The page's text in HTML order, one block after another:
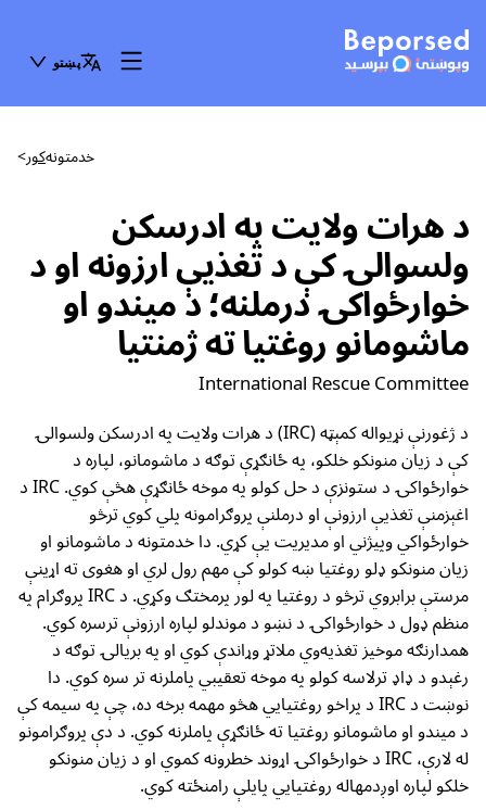
پښتو
کور> خدمتونه
د هرات ولایت په ادرسکن
ولسوالۍ کې د تغذیې ارزونه او د
خوارځواکۍ درملنه؛ د میندو او
ماشومانو روغتیا ته ژمنتیا
International Rescue Committee
د ژغورنې نړیواله کمېټه (IRC) د هرات ولایت په ادرسکن ولسوالۍ
کې د زیان منونکو خلکو، په ځانګړې توګه د ماشومانو، لپاره د
خوارځواکۍ د ستونزې د حل کولو په موخه ځانګړې هڅې کوي. IRC د
اغېزمنې تغذیې ارزونې او درملنې پروګرامونه پلي کوي ترڅو
خوارځواکي وپیژني او مدیریت یې کړي. دا خدمتونه د ماشومانو او
زیان منونکو ډلو روغتیا ښه کولو کې مهم رول لري او هغوی ته اړینې
مرستې برابروي ترڅو د روغتیا په لور پرمختګ وکړي. د IRC پروګرام په
منظم ډول د خوارځواکۍ د نښو د موندلو لپاره ارزونې ترسره کوي.
همدارنګه موخیز تغذیه‌وي ملاتړ وړاندې کوي او په بریالۍ توګه د
رغېدو د ډاډ ترلاسه کولو په موخه تعقیبي پاملرنه تر سره کوي. دا
نوښت د IRC د پراخو روغتیايي هڅو مهمه برخه ده، چې په سیمه کې
د میندو او ماشومانو روغتیا ته ځانګړې پاملرنه کوي. د دې پروګرامونو
له لارې، IRC د خوارځواکۍ اړوند خطرونه کموي او د زیان منونکو
خلکو لپاره اوږدمهاله روغتیايي پایلې رامنځته کوي.